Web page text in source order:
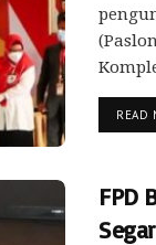
READ
FPD